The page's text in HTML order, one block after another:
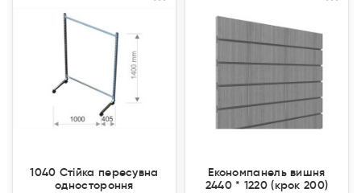
1040 Стійка пересувна
одностороння
Економпанель вишня
2440 * 1220 (крок 200)